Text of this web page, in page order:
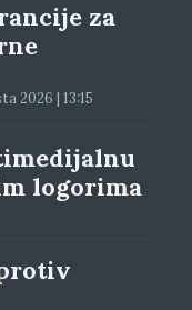
za
2026 | 13:15
logorima